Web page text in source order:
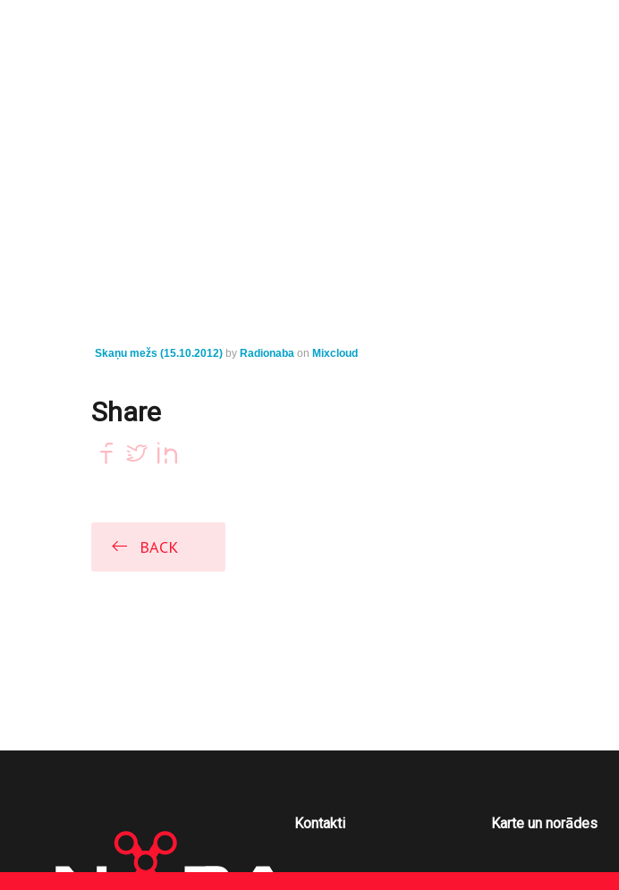
Skaņu mežs (15.10.2012) by Radionaba on Mixcloud
Share
BACK
Kontakti Karte un norādes